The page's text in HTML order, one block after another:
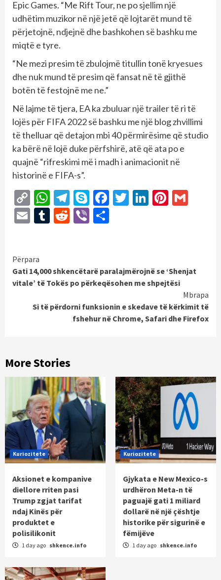
Epic Games. “Me Rift Tour, ne po sjellim një
udhëtim muzikor në një jetë që lojtarët mund të
përjetojnë, ndjejnë dhe bashkohen së bashku me
miqtë e tyre.
“Ne mezi presim të zbulojmë titullin tonë kryesues
dhe nuk mund të presim që fansat në të gjithë
botën të festojnë me ne.”
Në lajme të tjera, EA ka zbuluar një trailer të ri të
lojës për FIFA 2022 së bashku me një blog zhvillimi
të thelluar që detajon mbi 40 përmirësime që studio
ka bërë në lojë duke përfshirë, atë që ata po e
quajnë “rifreskimi më i madh i animacionit në
historinë e FIFA-s”.
Copy
Link
WhatsApp
Telegram
SkypeFacebook
Twitter
LinkedIn
EmailTumblr
Reddit
Viber
Continue
Reading
Përpara
Gati 14,000 shkencëtarë paralajmërojnë se ‘Shenjat
vitale’ të Tokës po përkeqësohen me shpejtësi
Mbrapa
Si të përdorni funksionin e skedave të kërkimit të
fshehur në Chrome, Safari dhe Firefox
More Stories
Kuriozitete
Aksionet e kompanive
diellore rriten pasi
Trump zgjat tarifat
ndaj Kinës për
produktet e
polisilikonit
1 day ago shkence.info
Kuriozitete
Gjykata e New Mexico-s
urdhëron Meta-n të
paguajë gati 1 miliard
dollarë në një çështje
historike për sigurinë e
fëmijëve
1 day ago shkence.info